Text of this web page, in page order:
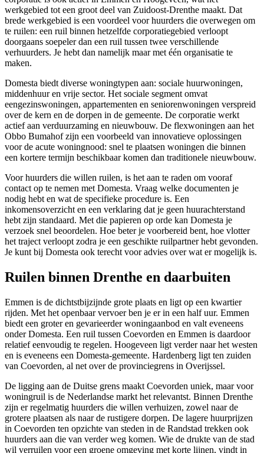
werkgebied tot een groot deel van Zuidoost-Drenthe maakt. Dat
brede werkgebied is een voordeel voor huurders die overwegen om
te ruilen: een ruil binnen hetzelfde corporatiegebied verloopt
doorgaans soepeler dan een ruil tussen twee verschillende
verhuurders. Je hebt dan namelijk maar met één organisatie te
maken.
Domesta biedt diverse woningtypen aan: sociale huurwoningen,
middenhuur en vrije sector. Het sociale segment omvat
eengezinswoningen, appartementen en seniorenwoningen verspreid
over de kern en de dorpen in de gemeente. De corporatie werkt
actief aan verduurzaming en nieuwbouw. De flexwoningen aan het
Obbo Bumahof zijn een voorbeeld van innovatieve oplossingen
voor de acute woningnood: snel te plaatsen woningen die binnen
een kortere termijn beschikbaar komen dan traditionele nieuwbouw.
Voor huurders die willen ruilen, is het aan te raden om vooraf
contact op te nemen met Domesta. Vraag welke documenten je
nodig hebt en wat de specifieke procedure is. Een
inkomensoverzicht en een verklaring dat je geen huurachterstand
hebt zijn standaard. Met die papieren op orde kan Domesta je
verzoek snel beoordelen. Hoe beter je voorbereid bent, hoe vlotter
het traject verloopt zodra je een geschikte ruilpartner hebt gevonden.
Je kunt bij Domesta ook terecht voor advies over wat er mogelijk is.
Ruilen binnen Drenthe en daarbuiten
Emmen is de dichtstbijzijnde grote plaats en ligt op een kwartier
rijden. Met het openbaar vervoer ben je er in een half uur. Emmen
biedt een groter en gevarieerder woningaanbod en valt eveneens
onder Domesta. Een ruil tussen Coevorden en Emmen is daardoor
relatief eenvoudig te regelen. Hoogeveen ligt verder naar het westen
en is eveneens een Domesta-gemeente. Hardenberg ligt ten zuiden
van Coevorden, al net over de provinciegrens in Overijssel.
De ligging aan de Duitse grens maakt Coevorden uniek, maar voor
woningruil is de Nederlandse markt het relevantst. Binnen Drenthe
zijn er regelmatig huurders die willen verhuizen, zowel naar de
grotere plaatsen als naar de rustigere dorpen. De lagere huurprijzen
in Coevorden ten opzichte van steden in de Randstad trekken ook
huurders aan die van verder weg komen. Wie de drukte van de stad
wil verruilen voor een groene omgeving met korte lijnen, vindt in